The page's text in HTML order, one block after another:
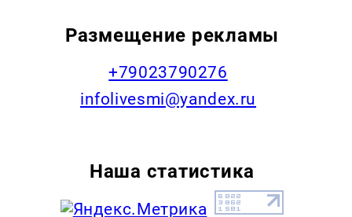
Размещение рекламы
+79023790276
infolivesmi@yandex.ru
Наша статистика